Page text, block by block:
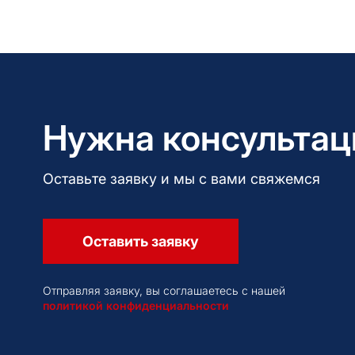
Нужна
Оставьте заявку и мы с вами свяжемся
Оставить заявку
Отправляя заявку, вы соглашаетесь с нашей
политикой конфиденциальности